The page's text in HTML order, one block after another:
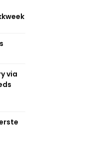
via